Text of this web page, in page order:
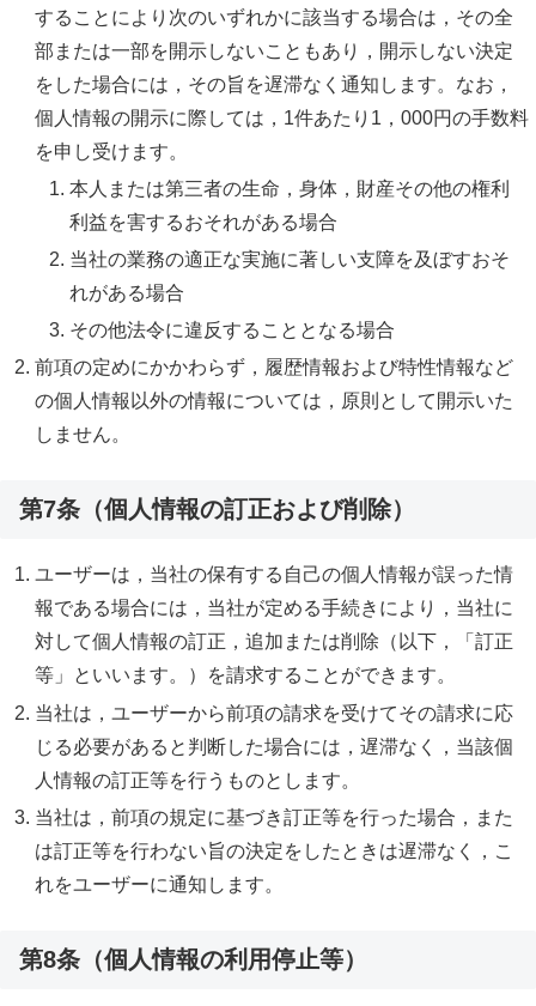
することにより次のいずれかに該当する場合は，その全
部または一部を開示しないこともあり，開示しない決定
をした場合には，その旨を遅滞なく通知します。なお，
個人情報の開示に際しては，1件あたり1，000円の手数料
を申し受けます。
本人または第三者の生命，身体，財産その他の権利
利益を害するおそれがある場合
当社の業務の適正な実施に著しい支障を及ぼすおそ
れがある場合
その他法令に違反することとなる場合
前項の定めにかかわらず，履歴情報および特性情報など
の個人情報以外の情報については，原則として開示いた
しません。
第7条（個人情報の訂正および削除）
ユーザーは，当社の保有する自己の個人情報が誤った情
報である場合には，当社が定める手続きにより，当社に
対して個人情報の訂正，追加または削除（以下，「訂正
等」といいます。）を請求することができます。
当社は，ユーザーから前項の請求を受けてその請求に応
じる必要があると判断した場合には，遅滞なく，当該個
人情報の訂正等を行うものとします。
当社は，前項の規定に基づき訂正等を行った場合，また
は訂正等を行わない旨の決定をしたときは遅滞なく，こ
れをユーザーに通知します。
第8条（個人情報の利用停止等）